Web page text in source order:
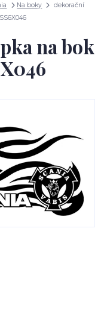
Na boky
dekorační
na bok